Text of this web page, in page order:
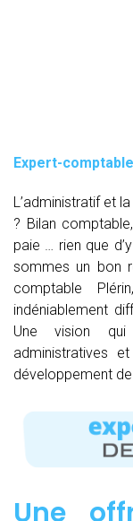
Expert-
L’administratif et
? Bilan
paie … rien que
sommes un bon
comptable
indéniablement
Une vision
administratives
développement
Une